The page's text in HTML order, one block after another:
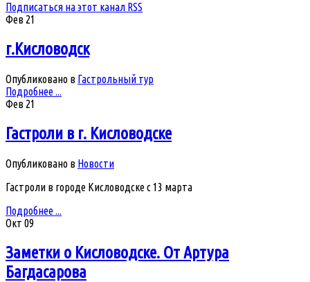
Подписаться на этот канал RSS
Фев 21
г.Кисловодск
Опубликовано в Гастрольный тур
Подробнее ...
Фев 21
Гастроли в г. Кисловодске
Опубликовано в Новости
Гастроли в городе Кисловодске с 13 марта
Подробнее ...
Окт 09
Заметки о Кисловодске. От Артура
Багдасарова